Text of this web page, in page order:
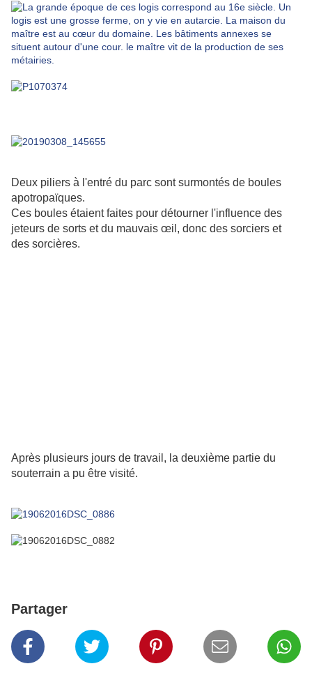
Deux piliers à l'entré du parc sont surmontés de boules
apotropaïques.
Ces boules étaient faites pour détourner l'influence des
jeteurs de sorts et du mauvais œil, donc des sorciers et
des sorcières.
Après plusieurs jours de travail, la deuxième partie du
souterrain a pu être visité.
Partager